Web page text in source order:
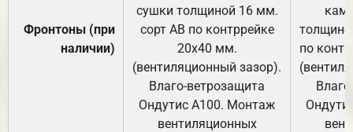
Фронтоны (при
наличии)
сушки толщиной 16 мм.
сорт АВ по контррейке
20х40 мм.
(вентиляционный зазор).
Влаго-ветрозащита
Ондутис А100. Монтаж
вентиляционных
по